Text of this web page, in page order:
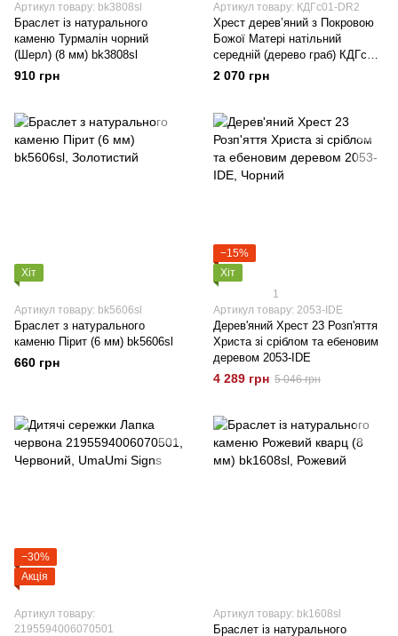
Артикул товару: bk3808sl
Браслет із натурального
каменю Турмалін чорний
(Шерл) (8 мм) bk3808sl
910 грн
Артикул товару: КДГс01-DR2
Хрест дерев’яний з Покровою
Божої Матері натільний
середній (дерево граб) КДГс01-
DR
2 070 грн
Хіт
Артикул товару: bk5606sl
Браслет з натурального
каменю Пірит (6 мм) bk5606sl
660 грн
−15%
Хіт
1
Артикул товару: 2053-IDE
Дерев'яний Хрест 23 Розп'яття
Христа зі сріблом та ебеновим
деревом 2053-IDE
4 289 грн 5 046 грн
−30%
Акція
Артикул товару:
2195594006070501
Артикул товару: bk1608sl
Браслет із натурального